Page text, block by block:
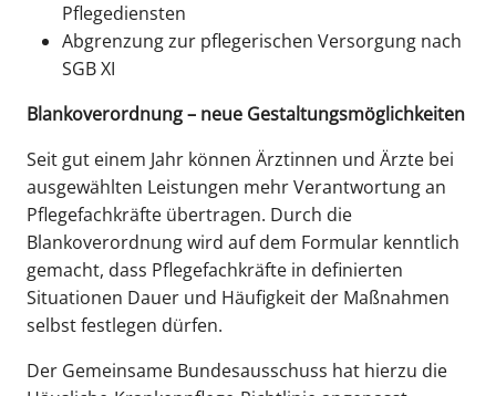
Pflegediensten
Abgrenzung zur pflegerischen Versorgung nach
SGB XI
Blankoverordnung – neue Gestaltungsmöglichkeiten
Seit gut einem Jahr können Ärztinnen und Ärzte bei
ausgewählten Leistungen mehr Verantwortung an
Pflegefachkräfte übertragen. Durch die
Blankoverordnung wird auf dem Formular kenntlich
gemacht, dass Pflegefachkräfte in definierten
Situationen Dauer und Häufigkeit der Maßnahmen
selbst festlegen dürfen.
Der Gemeinsame Bundesausschuss hat hierzu die